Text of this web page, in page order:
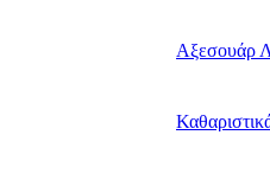
Αξεσουάρ